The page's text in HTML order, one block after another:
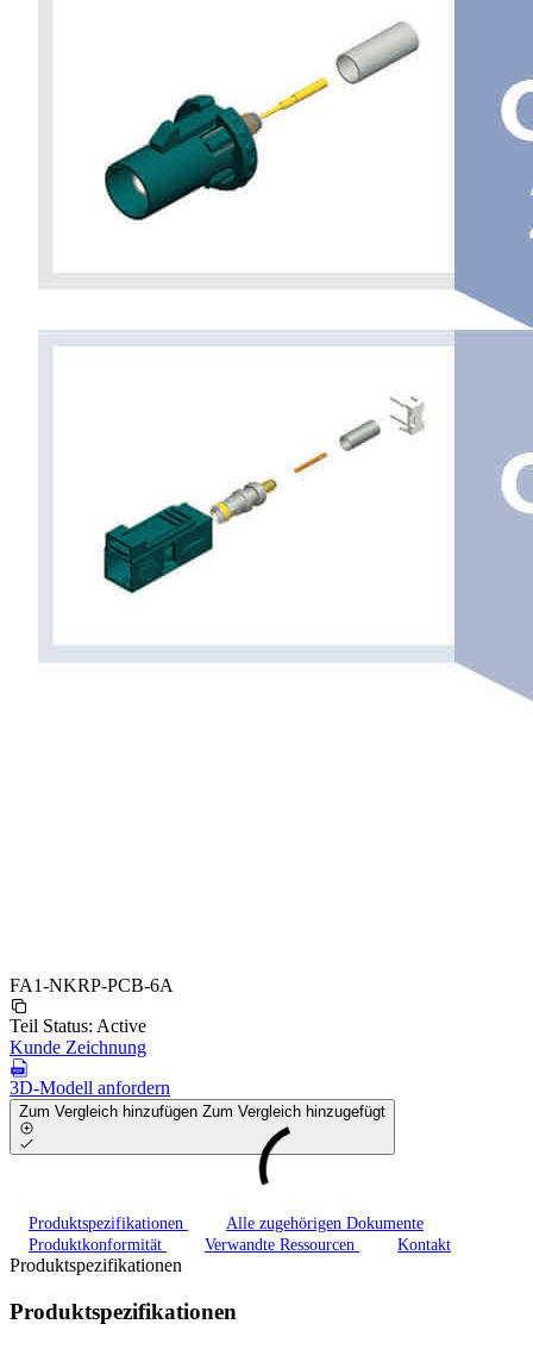
FA1-NKRP-PCB-6A
Teil Status: Active
Kunde Zeichnung
3D-Modell anfordern
Zum Vergleich hinzufügen Zum Vergleich hinzugefügt
Produktspezifikationen
Alle zugehörigen Dokumente
Produktkonformität
Verwandte Ressourcen Kontakt
Produktspezifikationen
Produktspezifikationen